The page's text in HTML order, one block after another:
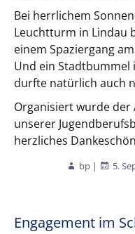
Bei herrlichem
Leuchtturm in Lindau
einem Spaziergang
Und ein
durfte natürlich auch
Organisiert wurde der
unserer
herzliches
bp | 5.
Engagement im